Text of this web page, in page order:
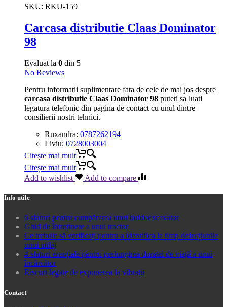
SKU: RKU-159
Carcasa distributie Claas Dominator
98
Evaluat la 0 din 5
No Reviews
Pentru informatii suplimentare fata de cele de mai jos despre
carcasa distributie Claas Dominator 98 puteti sa luati
legatura telefonic din pagina de contact cu unul dintre
consilierii nostri tehnici.
Ruxandra: 0787262194
Liviu: 0728003004
Citește mai mult
Citește mai mult
Add to wishlist
Add to compare
Info utile
6 sfaturi pentru cumpărarea unui buldoexcavator
Ghid de întreținere a unui tractor
Ce trebuie să verificați pentru a identifica la timp defecțiunile
unui utilaj
4 sfaturi esențiale pentru prelungirea duratei de viață a unui
încărcător
Riscuri legate de expunerea la vibrații
Contact